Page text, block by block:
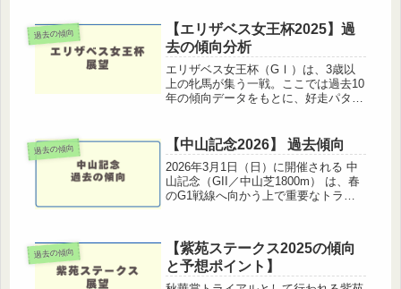
の記事では、過去10年のデータをもと
に高松宮記念の傾向を分析し、...
過去の傾向
【エリザベス女王杯2025】過
去の傾向分析
エリザベス女王杯（GⅠ）は、3歳以
上の牝馬が集う一戦。ここでは過去10
年の傾向データをもとに、好走パター
ぜひ参考にしてください。エリザベス
女王杯2025基本情報開催競馬場：...
過去の傾向 【中山記念2026】 過去傾向
2026年3月1日（日）に開催される 中
山記念（GII／中山芝1800m） は、春
のG1戦線へ向かう上で重要なトライ
な一戦となっています。この記事では
過去の勝ち馬傾向・デ...
過去の傾向
【紫苑ステークス2025の傾向
と予想ポイント】